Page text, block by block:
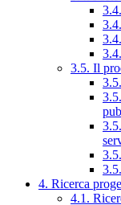
3.5. Il
4. Ricerca
4.1.